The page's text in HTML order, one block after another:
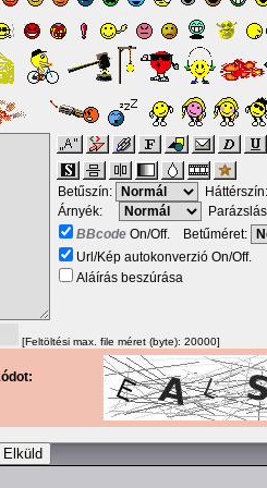
Betűszín:
Árnyék:
BBcodeOn/Off. Betűméret:
Url/Kép autokonverzió On/Off.
Aláírás beszúrása
[Feltöltési max. file méret (byte): 20000]